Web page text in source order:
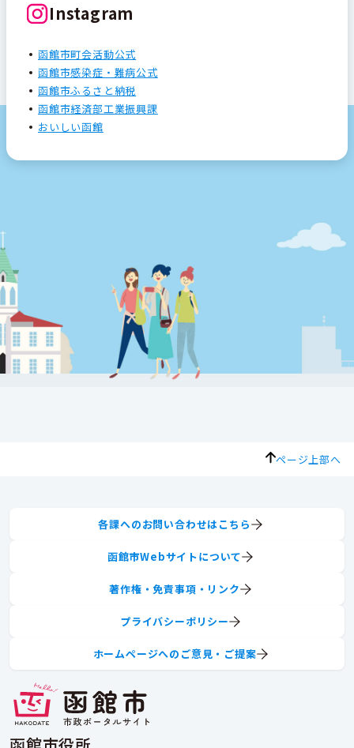
Instagram
函館市町会活動公式
函館市感染症・難病公式
函館市ふるさと納税
函館市経済部工業振興課
おいしい函館
ページ上部へ
各課へのお問い合わせはこちら
函館市Webサイトについて
著作権・免責事項・リンク
プライバシーポリシー
ホームページへのご意見・ご提案